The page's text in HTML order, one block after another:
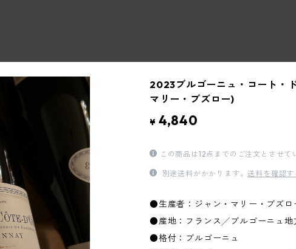
2023ブルゴーニュ・コート・
マリー・ブズロー)
¥ 4,840
この商品は12点までのご注文とさせて
別途送料がかかります。送料を確認す
●生産者：ジャン・マリー・ブズロ
●産地：フランス╱ブルゴーニュ地
●格付：ブルゴーニュ